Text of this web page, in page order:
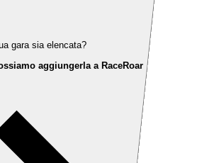
gara sia elencata?
aggiungerla a RaceRoar